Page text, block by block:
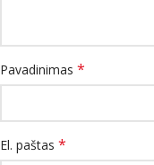
Pavadinimas *
El. paštas *